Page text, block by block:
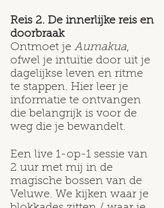
Reis 2. De innerlijke reis en
doorbraak
Ontmoet je Aumakua,
ofwel je intuïtie door uit je
dagelijkse leven en ritme
te stappen. Hier leer je
informatie te ontvangen
die belangrijk is voor de
weg die je bewandelt.
Een live 1-op-1 sessie van
2 uur met mij in de
magische bossen van de
Veluwe. We kijken waar je